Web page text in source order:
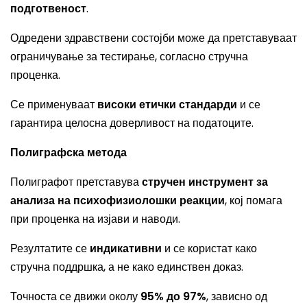
подготвеност.
Одредени здравствени состојби може да претставуваат
ограничување за тестирање, согласно стручна
проценка.
Се применуваат високи етички стандарди и се
гарантира целосна доверливост на податоците.
Полиграфска метода
Полиграфот претставувастручен инструмент за
анализа на психофизиолошки реакции, кој помага
при проценка на изјави и наводи.
Резултатите се индикативни и се користат како
стручна поддршка, а не како единствен доказ.
Точноста се движи околу 95% до 97%, зависно од